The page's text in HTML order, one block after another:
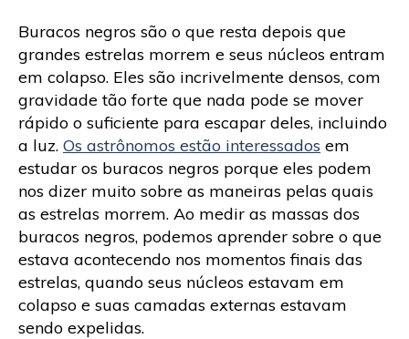
Buracos negros são o que resta depois que
grandes estrelas morrem e seus núcleos entram
em colapso. Eles são incrivelmente densos, com
gravidade tão forte que nada pode se mover
rápido o suficiente para escapar deles, incluindo
a luz. Os astrônomos estão interessados ​​em
estudar os buracos negros porque eles podem
nos dizer muito sobre as maneiras pelas quais
as estrelas morrem. Ao medir as massas dos
buracos negros, podemos aprender sobre o que
estava acontecendo nos momentos finais das
estrelas, quando seus núcleos estavam em
colapso e suas camadas externas estavam
sendo expelidas.